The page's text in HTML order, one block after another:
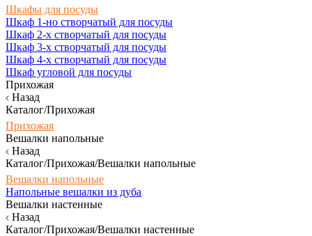
Шкафы для посуды
Шкаф 1-но створчатый для посуды
Шкаф 2-х створчатый для посуды
Шкаф 3-х створчатый для посуды
Шкаф 4-х створчатый для посуды
Шкаф угловой для посуды
Прихожая
Назад
Каталог/Прихожая
Прихожая
Вешалки напольные
Назад
Каталог/Прихожая/Вешалки напольные
Вешалки напольные
Напольные вешалки из дуба
Вешалки настенные
Назад
Каталог/Прихожая/Вешалки настенные